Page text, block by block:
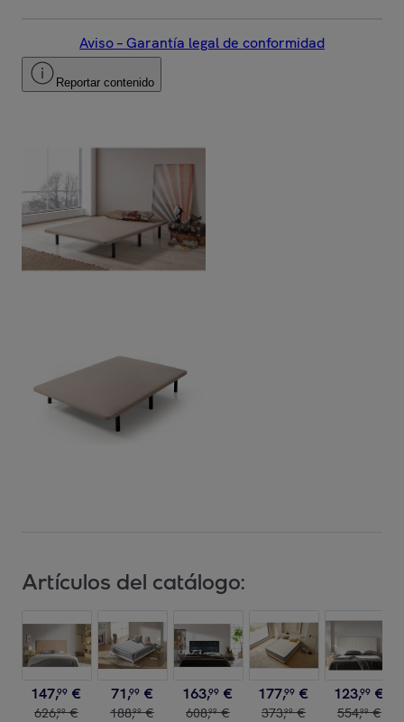
Aviso – Garantía legal de conformidad
Reportar contenido
Artículos del catálogo:
147,99 €
626,99 €
71,99 €
188,99 €
163,99 €
608,99 €
177,99 €
373,99 €
123,99 €
554,99 €